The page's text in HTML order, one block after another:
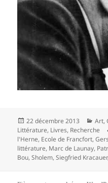
Publié
le
22 décembre 2013 Art,
Littérature, Livres, Recherche
l'Herne, Ecole de Francfort,
littérature, Marc de Launay,
Bou,Sholem,Siegfried Kracauer